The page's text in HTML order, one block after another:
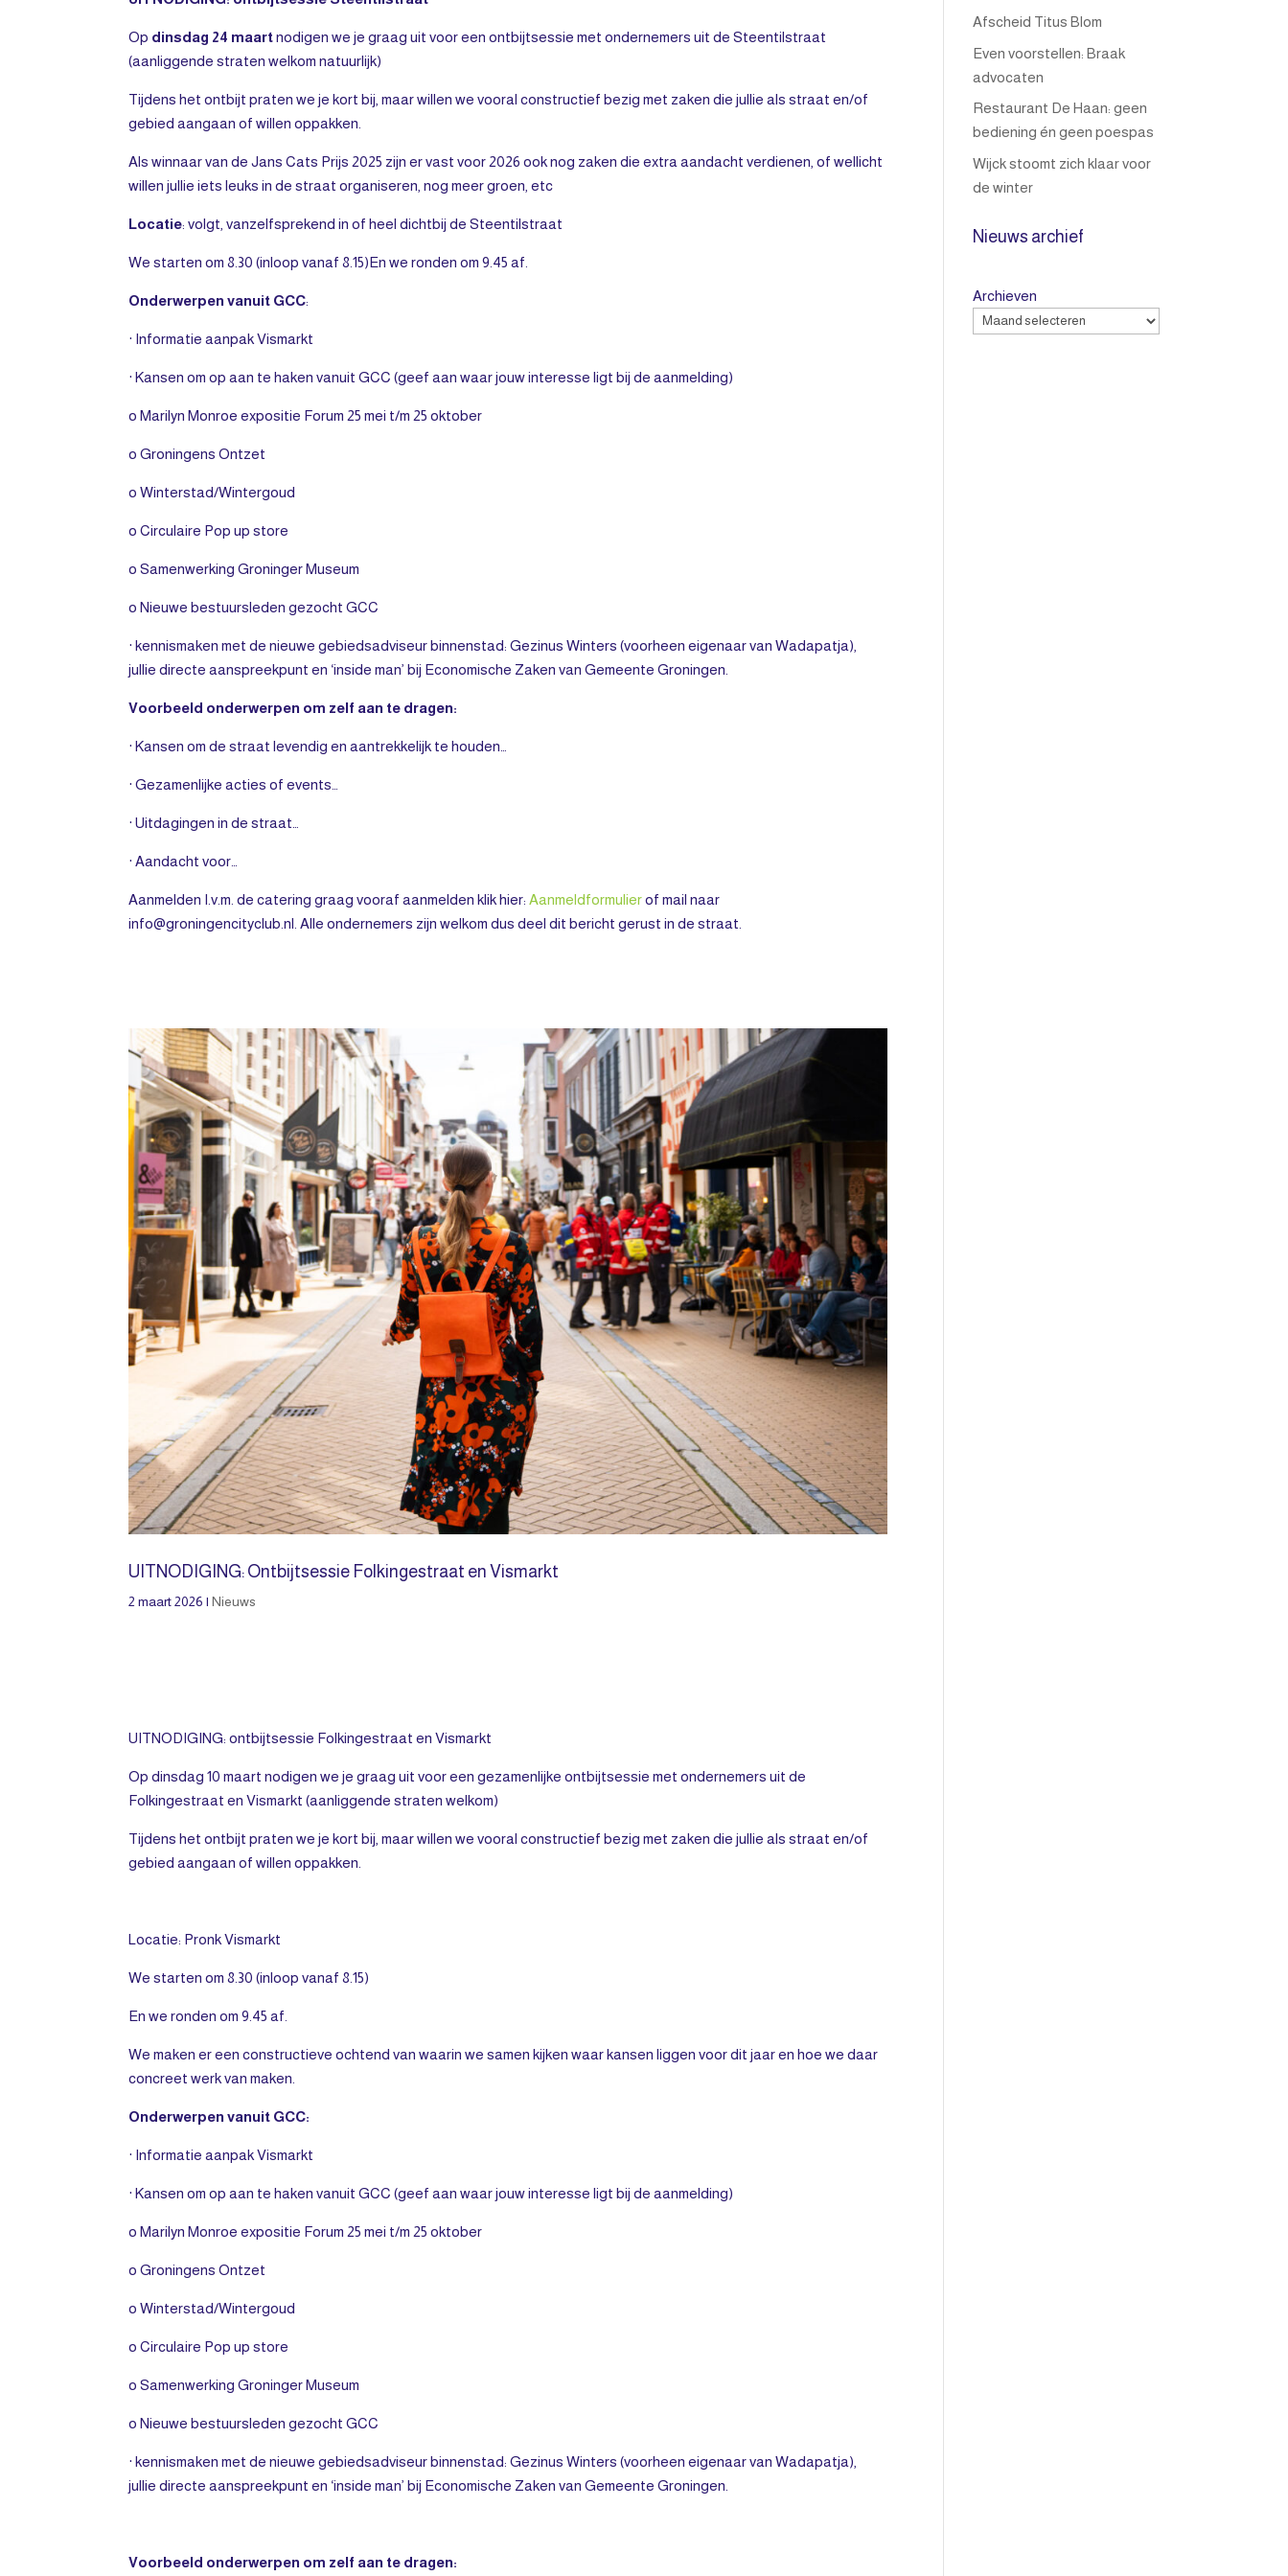
Op dinsdag 24 maartnodigen we je graag uit voor een ontbijtsessie met ondernemers uit de Steentilstraat
(aanliggende straten welkom natuurlijk)
Tijdens het ontbijt praten we je kort bij, maar willen we vooral constructief bezig met zaken die jullie als straat en/of
gebied aangaan of willen oppakken.
Als winnaar van de Jans Cats Prijs 2025 zijn er vast voor 2026 ook nog zaken die extra aandacht verdienen, of wellicht
willen jullie iets leuks in de straat organiseren, nog meer groen, etc
Locatie: volgt, vanzelfsprekend in of heel dichtbij de Steentilstraat
We starten om 8.30 (inloop vanaf 8.15)En we ronden om 9.45 af.
Onderwerpen vanuit GCC:
· Informatie aanpak Vismarkt
· Kansen om op aan te haken vanuit GCC (geef aan waar jouw interesse ligt bij de aanmelding)
o Marilyn Monroe expositie Forum 25 mei t/m 25 oktober
o Groningens Ontzet
o Winterstad/Wintergoud
o Circulaire Pop up store
o Samenwerking Groninger Museum
o Nieuwe bestuursleden gezocht GCC
· kennismaken met de nieuwe gebiedsadviseur binnenstad: Gezinus Winters (voorheen eigenaar van Wadapatja),
jullie directe aanspreekpunt en ‘inside man’ bij Economische Zaken van Gemeente Groningen.
Voorbeeld onderwerpen om zelf aan te dragen:
· Kansen om de straat levendig en aantrekkelijk te houden…
· Gezamenlijke acties of events…
· Uitdagingen in de straat…
· Aandacht voor…
Aanmelden I.v.m. de catering graag vooraf aanmelden klik hier:Aanmeldformulierof mail naar
info@groningencityclub.nl. Alle ondernemers zijn welkom dus deel dit bericht gerust in de straat.
UITNODIGING: Ontbijtsessie Folkingestraat en Vismarkt
2 maart 2026 |Nieuws
UITNODIGING: ontbijtsessie Folkingestraat en Vismarkt
Op dinsdag 10 maart nodigen we je graag uit voor een gezamenlijke ontbijtsessie met ondernemers uit de
Folkingestraat en Vismarkt (aanliggende straten welkom)
Tijdens het ontbijt praten we je kort bij, maar willen we vooral constructief bezig met zaken die jullie als straat en/of
gebied aangaan of willen oppakken.
Locatie: Pronk Vismarkt
We starten om 8.30 (inloop vanaf 8.15)
En we ronden om 9.45 af.
We maken er een constructieve ochtend van waarin we samen kijken waar kansen liggen voor dit jaar en hoe we daar
concreet werk van maken.
Onderwerpen vanuit GCC:
· Informatie aanpak Vismarkt
· Kansen om op aan te haken vanuit GCC (geef aan waar jouw interesse ligt bij de aanmelding)
o Marilyn Monroe expositie Forum 25 mei t/m 25 oktober
o Groningens Ontzet
o Winterstad/Wintergoud
o Circulaire Pop up store
o Samenwerking Groninger Museum
o Nieuwe bestuursleden gezocht GCC
· kennismaken met de nieuwe gebiedsadviseur binnenstad: Gezinus Winters (voorheen eigenaar van Wadapatja),
jullie directe aanspreekpunt en ‘inside man’ bij Economische Zaken van Gemeente Groningen.
Voorbeeld onderwerpen om zelf aan te dragen:
Afscheid Titus Blom
Even voorstellen: Braak
advocaten
Restaurant De Haan: geen
bediening én geen poespas
Wijck stoomt zich klaar voor
de winter
Nieuws archief
Archieven